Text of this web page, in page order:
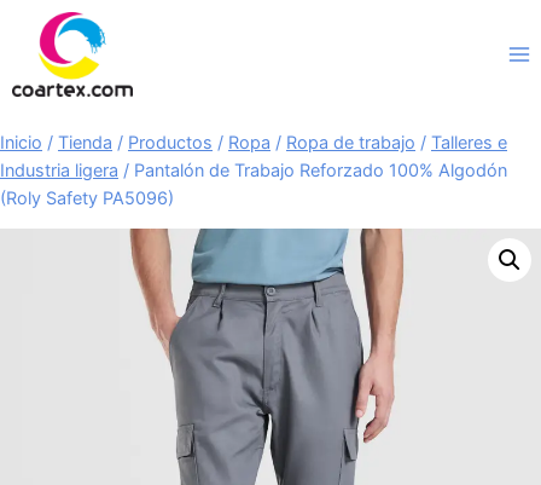
Saltar
contenido
Inicio / Tienda / Productos / Ropa / Ropa de trabajo / Talleres e
Industria ligera / Pantalón de Trabajo Reforzado 100% Algodón
(Roly Safety PA5096)